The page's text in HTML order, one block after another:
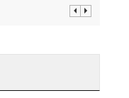
이 다